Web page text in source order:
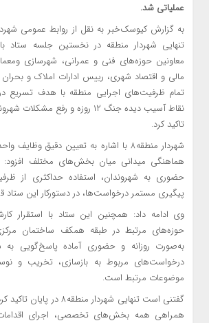
عملیاتی شد.
تنهایی شهردار منطقه در نخستین جلسه ستاد
معاونین حوزه‌های فنی و عمرانی، شهرسازی
مالی و اقتصاد شهری، رییس ادارات املاک و
تمام ظرفیت‌های اجرایی منطقه با هدف تسریع
نقاط آسیب دیده جنگ ۱۲ روزه و رفع
تاکید کرد.
شهردار منطقه۸ با اشاره به تعیین دقیق
هماهنگی میدانی میان بخش‌های مختلف
حضوری به شهروندان، استفاده حداکثری از
پیگیری مستمر درخواست‌ها، در دستورکار این ستاد
وی ادامه داد: همچنین این ستاد با استقرار
حوزه‌های مرتبط در طبقه همکف ساختمان
به‌صورت روزانه و حضوری آماده پاسخ‌گویی به
درخواست‌های مربوط به بازسازی، تخریب و
موضوعات مرتبط است.
گفتنی است تنهایی شهردار
همراهی همه بخش‌های تخصصی، اجرای اقدامات